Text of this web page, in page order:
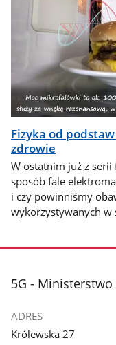
Fizyka od
zdrowie
W ostatnim już z
sposób fale
i czy powinniśmy
wykorzystywanych w
stopka
5G - Ministerstwo
ADRES
Królewska 27